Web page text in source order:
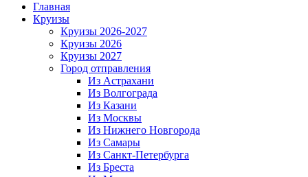
Главная
Круизы
Круизы 2026-2027
Круизы 2026
Круизы 2027
Город отправления
Из Астрахани
Из Волгограда
Из Казани
Из Москвы
Из Нижнего Новгорода
Из Самары
Из Санкт-Петербурга
Из Бреста